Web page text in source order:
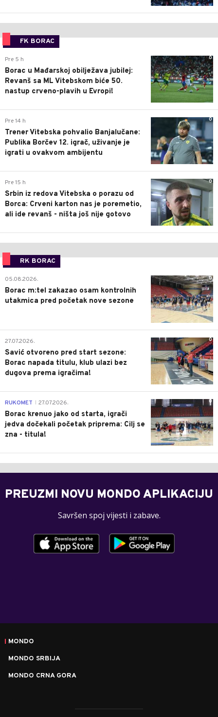
FK BORAC
0
Pre 5 h
Borac u Mađarskoj obilježava jubilej:
Revanš sa ML Vitebskom biće 50.
nastup crveno-plavih u Evropi!
0
Pre 14 h
Trener Vitebska pohvalio Banjalučane:
Publika Borčev 12. igrač, uživanje je
igrati u ovakvom ambijentu
0
Pre 15 h
Srbin iz redova Vitebska o porazu od
Borca: Crveni karton nas je poremetio,
ali ide revanš - ništa još nije gotovo
RK BORAC
0
05.08.2026.
Borac m:tel zakazao osam kontrolnih
utakmica pred početak nove sezone
0
27.07.2026.
Savić otvoreno pred start sezone:
Borac napada titulu, klub ulazi bez
dugova prema igračima!
0
RUKOMET 27.07.2026.
Borac krenuo jako od starta, igrači
jedva dočekali početak priprema: Cilj se
zna - titula!
PREUZMI NOVU MONDO APLIKACIJU
Savršen spoj vijesti i zabave.
MONDO
MONDO SRBIJA
MONDO CRNA GORA